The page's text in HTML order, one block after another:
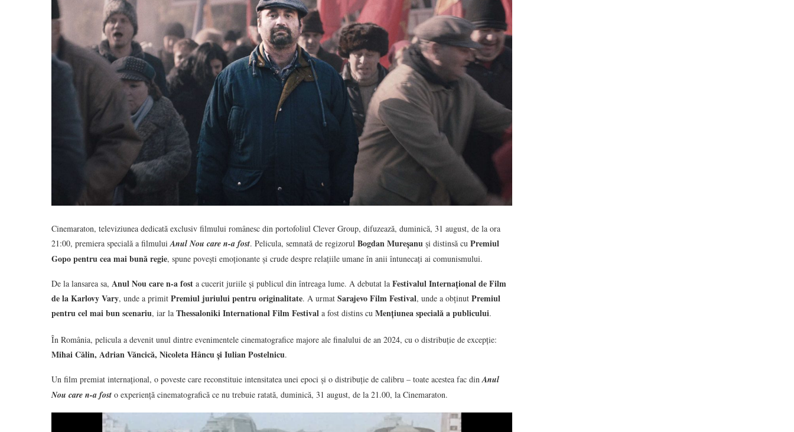
Cinemaraton, televiziunea dedicată exclusiv filmului românesc din portofoliul Clever Group, difuzează, duminică, 31 august, de la ora
21:00, premiera specială a filmuluiAnul Nou care n-a fost. Pelicula, semnată de regizorul Bogdan Mureșanu și distinsă cu Premiul
Gopo pentru cea mai bună regie, spune povești emoționante și crude despre relațiile umane în anii întunecați ai comunismului.
De la lansarea sa, Anul Nou care n-a fost a cucerit juriile și publicul din întreaga lume. A debutat la Festivalul Internațional de Film
de la Karlovy Vary, unde a primit Premiul juriului pentru originalitate. A urmat Sarajevo Film Festival, unde a obținut Premiul
pentru cel mai bun scenariu, iar la Thessaloniki International Film Festival a fost distins cu Mențiunea specială a publicului.
În România, pelicula a devenit unul dintre evenimentele cinematografice majore ale finalului de an 2024, cu o distribuție de excepție:
Mihai Călin, Adrian Văncică, Nicoleta Hâncu și Iulian Postelnicu.
Un film premiat internațional, o poveste care reconstituie intensitatea unei epoci și o distribuție de calibru – toate acestea fac dinAnul
Nou care n-a fost o experiență cinematografică ce nu trebuie ratată, duminică, 31 august, de la 21.00, la Cinemaraton.